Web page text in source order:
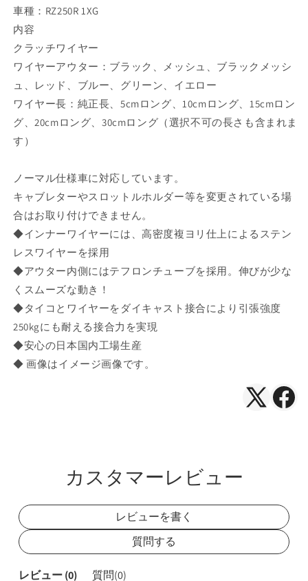
を
減
す
を
車種：RZ250R 1XG
内容
クラッチワイヤー
ワイヤーアウター：ブラック、メッシュ、ブラックメッシ
ュ、レッド、ブルー、グリーン、イエロー
ワイヤー長：純正長、5cmロング、10cmロング、15cmロン
グ、20cmロング、30cmロング（選択不可の長さも含まれま
す）
ノーマル仕様車に対応しています。
キャブレターやスロットルホルダー等を変更されている場
合はお取り付けできません。
◆インナーワイヤーには、高密度複ヨリ仕上によるステン
レスワイヤーを採用
◆アウター内側にはテフロンチューブを採用。伸びが少な
くスムーズな動き！
◆タイコとワイヤーをダイキャスト接合により引張強度
250kgにも耐える接合力を実現
◆安心の日本国内工場生産
◆ 画像はイメージ画像です。
X（Twitter
カスタマーレビュー
レビューを書く
質問する
レビュー (0) 質問(0)